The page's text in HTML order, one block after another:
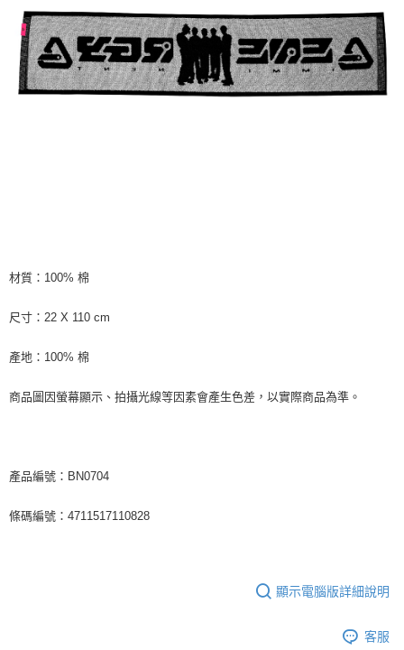
材質：100% 棉
尺寸：22 X 110 cm
產地：100% 棉
商品圖因螢幕顯示、拍攝光線等因素會產生色差，以實際商品為準。
產品編號：BN0704
條碼編號：4711517110828
顯示電腦版詳細說明
客服